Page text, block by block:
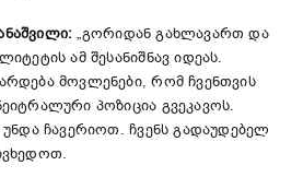
: „გორიდან გახლავართ და
ამ შესანიშნავ იდეას.
მოვლენები, რომ ჩვენთვის
პოზიცია გვეკავოს.
ჩავერიოთ. ჩვენს გადაუდებელ